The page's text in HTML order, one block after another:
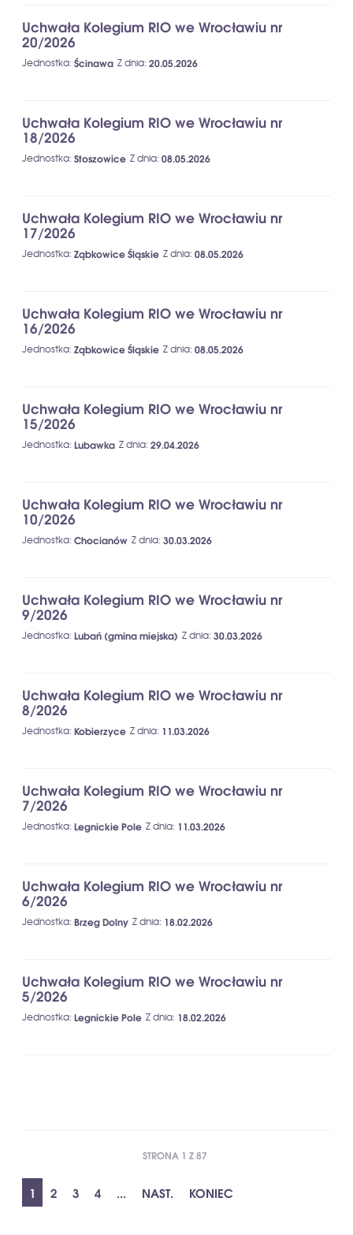
Uchwała Kolegium RIO we Wrocławiu nr
20/2026
Jednostka: Ścinawa Z dnia: 20.05.2026
Uchwała Kolegium RIO we Wrocławiu nr
18/2026
Jednostka: Stoszowice Z dnia: 08.05.2026
Uchwała Kolegium RIO we Wrocławiu nr
17/2026
Jednostka: Ząbkowice Śląskie Z dnia: 08.05.2026
Uchwała Kolegium RIO we Wrocławiu nr
16/2026
Jednostka: Ząbkowice Śląskie Z dnia: 08.05.2026
Uchwała Kolegium RIO we Wrocławiu nr
15/2026
Jednostka: Lubawka Z dnia: 29.04.2026
Uchwała Kolegium RIO we Wrocławiu nr
10/2026
Jednostka: Chocianów Z dnia: 30.03.2026
Uchwała Kolegium RIO we Wrocławiu nr
9/2026
Jednostka: Lubań (gmina miejska) Z dnia: 30.03.2026
Uchwała Kolegium RIO we Wrocławiu nr
8/2026
Jednostka: Kobierzyce Z dnia: 11.03.2026
Uchwała Kolegium RIO we Wrocławiu nr
7/2026
Jednostka: Legnickie Pole Z dnia: 11.03.2026
Uchwała Kolegium RIO we Wrocławiu nr
6/2026
Jednostka: Brzeg Dolny Z dnia: 18.02.2026
Uchwała Kolegium RIO we Wrocławiu nr
5/2026
Jednostka: Legnickie Pole Z dnia: 18.02.2026
STRONA 1 Z 87
1 2 3 4 ... NAST. KONIEC